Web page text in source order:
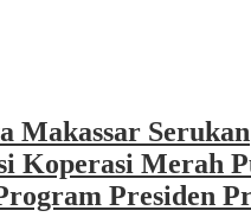
Makassar Serukan
Koperasi Merah
Presiden